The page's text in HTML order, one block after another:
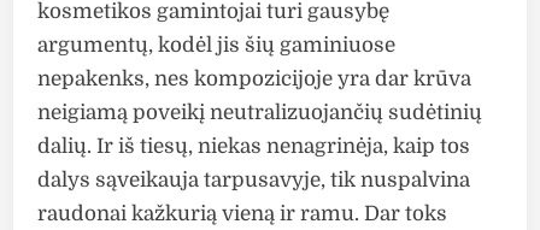
kosmetikos gamintojai turi gausybę
argumentų, kodėl jis šių gaminiuose
nepakenks, nes kompozicijoje yra dar krūva
neigiamą poveikį neutralizuojančių sudėtinių
dalių. Ir iš tiesų, niekas nenagrinėja, kaip tos
dalys sąveikauja tarpusavyje, tik nuspalvina
raudonai kažkurią vieną ir ramu. Dar toks